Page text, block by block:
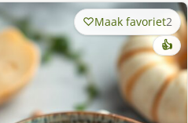
Maak favoriet2
👍